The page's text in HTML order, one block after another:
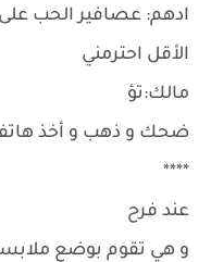
ادهم: عصافير الحب
الأقل احترمني
مالك:تؤ
ضحك و ذهب و أخذ
****
عند فرح
و هي تقوم بوضع